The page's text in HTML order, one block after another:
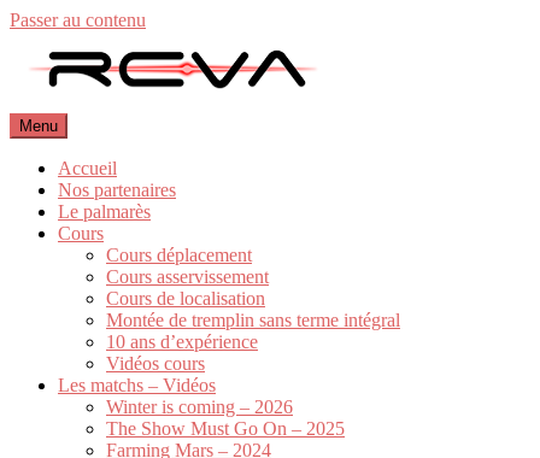
Passer au contenu
Menu
Accueil
Nos partenaires
Le palmarès
Cours
Cours déplacement
Cours asservissement
Cours de localisation
Montée de tremplin sans terme intégral
10 ans d’expérience
Vidéos cours
Les matchs – Vidéos
Winter is coming – 2026
The Show Must Go On – 2025
Farming Mars – 2024